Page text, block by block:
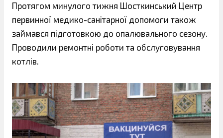
Протягом минулого тижня Шосткинський Центр
первинної медико-санітарної допомоги також
займався підготовкою до опалювального сезону.
Проводили ремонтні роботи та обслуговування
котлів.